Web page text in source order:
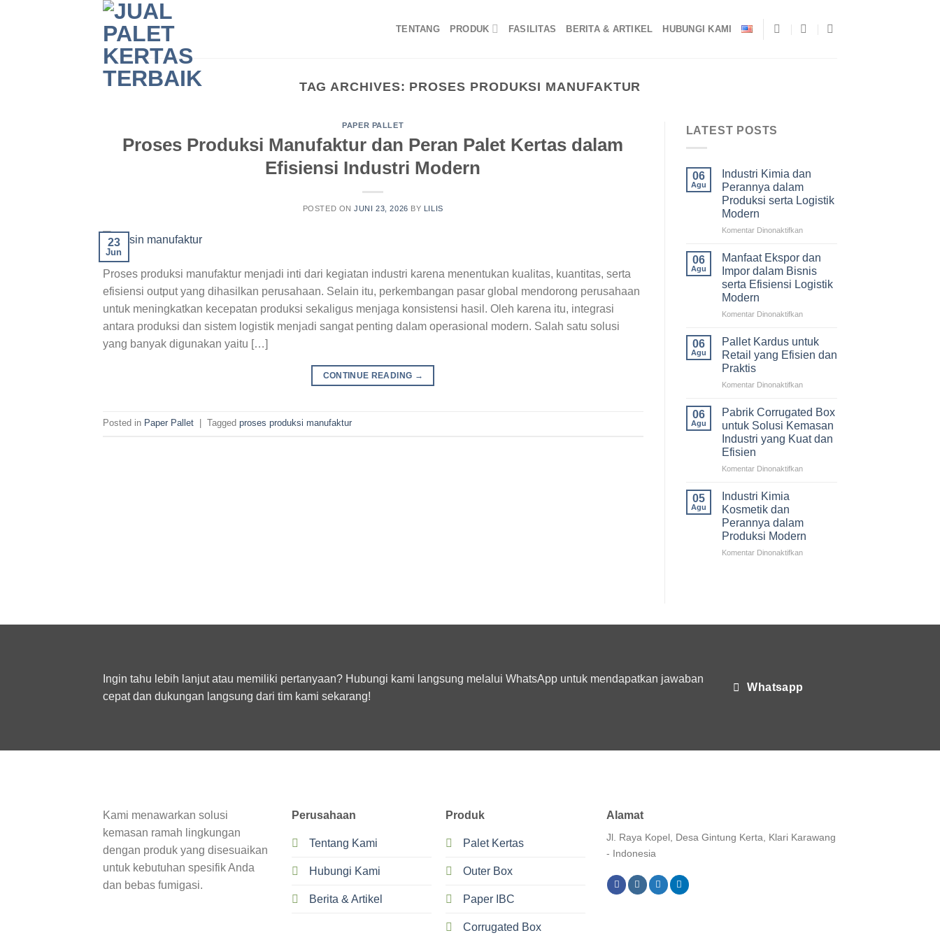
TENTANG PRODUK FASILITAS BERITA & ARTIKEL HUBUNGI KAMI
TAG ARCHIVES: PROSES PRODUKSI MANUFAKTUR
PAPER PALLET
Proses Produksi Manufaktur dan Peran Palet Kertas dalam
Efisiensi Industri Modern
POSTED ONJUNI 23, 2026 BY LILIS
23
Jun
Proses produksi manufaktur menjadi inti dari kegiatan industri karena menentukan kualitas, kuantitas, serta
efisiensi output yang dihasilkan perusahaan. Selain itu, perkembangan pasar global mendorong perusahaan
untuk meningkatkan kecepatan produksi sekaligus menjaga konsistensi hasil. Oleh karena itu, integrasi
antara produksi dan sistem logistik menjadi sangat penting dalam operasional modern. Salah satu solusi
yang banyak digunakan yaitu […]
CONTINUE READING →
Posted in Paper Pallet Tagged proses produksi manufaktur
LATEST POSTS
06
Agu
Industri Kimia dan
Perannya dalam
Produksi serta Logistik
Modern
Komentar Dinonaktifkanpada
Kimia
dan
Perannya
dalam
serta
Modern
06
Agu
Manfaat Ekspor dan
Impor dalam Bisnis
serta Efisiensi Logistik
Modern
Komentar Dinonaktifkanpada
Ekspor
dan
Impor
Bisnis
Efisiensi
Modern
06
Agu
Pallet Kardus untuk
Retail yang Efisien dan
Praktis
Komentar Dinonaktifkanpada
Kardus
Retail
yang
dan
06
Agu
Pabrik Corrugated Box
untuk Solusi Kemasan
Industri yang Kuat dan
Efisien
Komentar Dinonaktifkanpada
Solusi
Kemasan
Industri
05
Agu
Industri Kimia
Kosmetik dan
Perannya dalam
Produksi Modern
Komentar Dinonaktifkanpada
dalam
Ingin tahu lebih lanjut atau memiliki pertanyaan? Hubungi kami langsung melalui WhatsApp untuk mendapatkan jawaban
cepat dan dukungan langsung dari tim kami sekarang!
Whatsapp
Kami menawarkan solusi
kemasan ramah lingkungan
dengan produk yang disesuaikan
untuk kebutuhan spesifik Anda
dan bebas fumigasi.
Perusahaan
Tentang Kami
Hubungi Kami
Berita & Artikel
Produk
Palet Kertas
Outer Box
Paper IBC
Corrugated Box
Alamat
Jl. Raya Kopel, Desa Gintung Kerta, Klari Karawang
- Indonesia